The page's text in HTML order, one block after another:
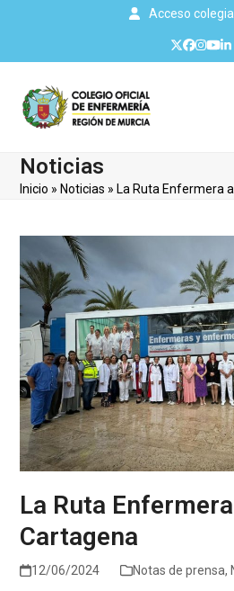
Acceso
Twitter
Noticias
Inicio » Noticias » La Ruta Enfermera
La Ruta
Cartagena
12/06/2024 Notas de prensa,